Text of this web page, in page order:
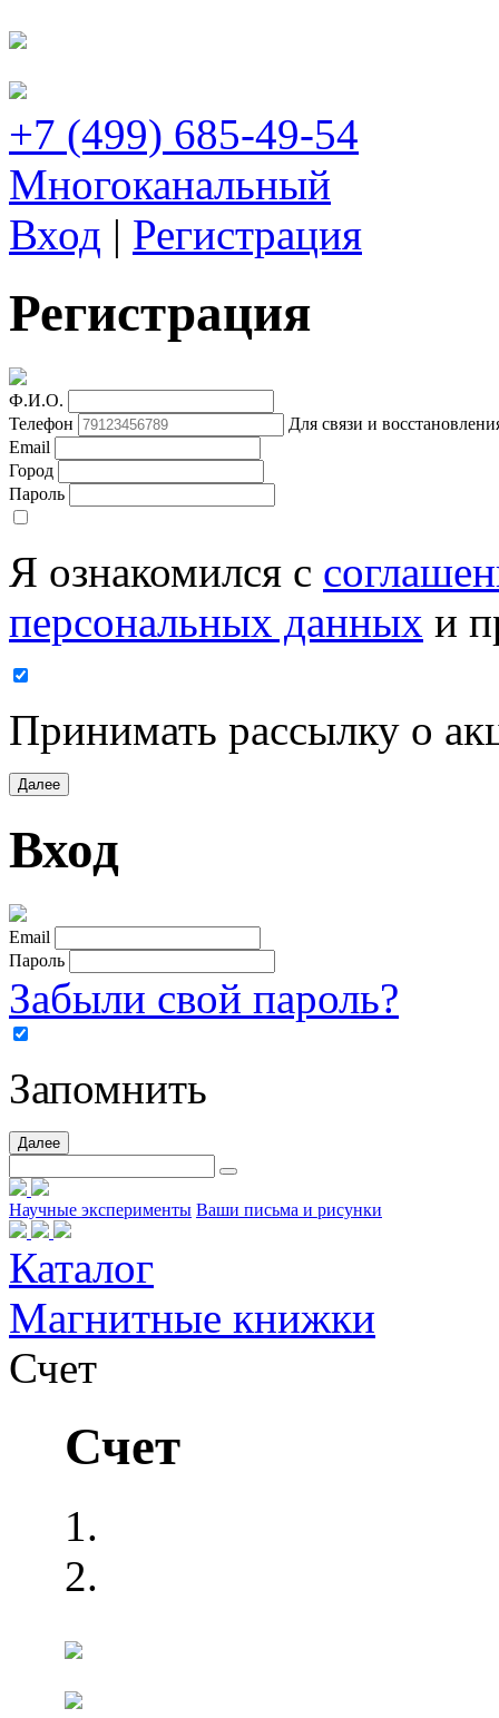
+7 (499) 685-49-54
Многоканальный
Вход | Регистрация
Регистрация
Ф.И.О.
Телефон
Для связи и
Email
Город
Пароль
Я ознакомился с
персональных данных и
Принимать рассылку о
Далее
Вход
Email
Пароль
Забыли свой пароль?
Запомнить
Далее
Научные эксперименты Ваши письма и рисунки
Каталог
Магнитные книжки
Счет
Счет